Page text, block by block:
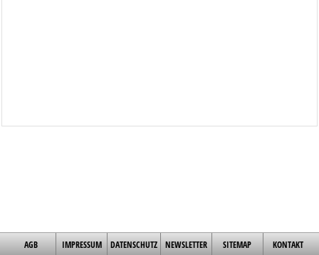
AGB IMPRESSUM DATENSCHUTZ NEWSLETTER SITEMAP KONTAKT